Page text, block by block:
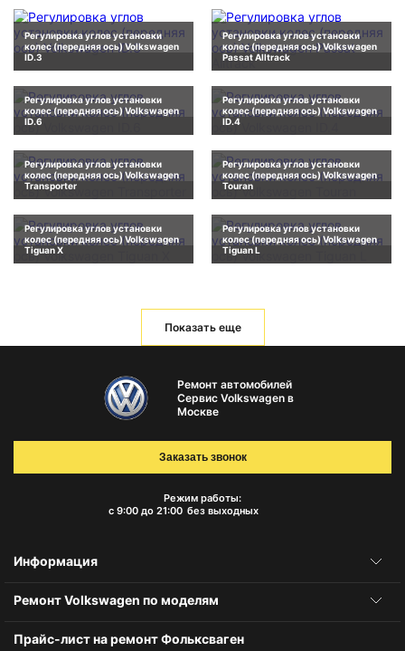
Регулировка углов установки
колес (передняя ось) Volkswagen
ID.3
Регулировка углов установки
колес (передняя ось) Volkswagen
Passat Alltrack
Регулировка углов установки
колес (передняя ось) Volkswagen
ID.6
Регулировка углов установки
колес (передняя ось) Volkswagen
ID.4
Регулировка углов установки
колес (передняя ось) Volkswagen
Transporter
Регулировка углов установки
колес (передняя ось) Volkswagen
Touran
Регулировка углов установки
колес (передняя ось) Volkswagen
Tiguan X
Регулировка углов установки
колес (передняя ось) Volkswagen
Tiguan L
Показать еще
Ремонт автомобилей
Сервис Volkswagen в
Москве
Режим работы:
с 9:00 до 21:00 без выходных
Заказать звонок
Информация
Ремонт Volkswagen по моделям
Прайс-лист на ремонт Фольксваген